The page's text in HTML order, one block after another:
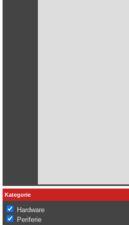
Kategorie
Hardware
Periferie